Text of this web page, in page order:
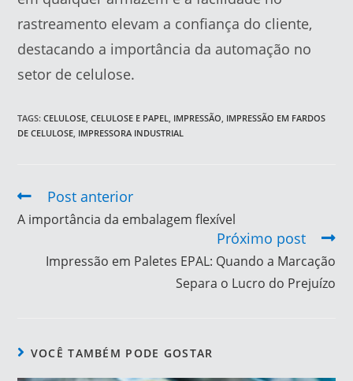
rastreamento elevam a confiança do cliente,
destacando a importância da automação no
setor de celulose.
TAGS:CELULOSE, CELULOSE E PAPEL, IMPRESSÃO, IMPRESSÃO EM FARDOS
DE CELULOSE, IMPRESSORA INDUSTRIAL
Post anterior
A importância da embalagem flexível
Próximo post
Impressão em Paletes EPAL: Quando a Marcação
Separa o Lucro do Prejuízo
VOCÊ TAMBÉM PODE GOSTAR